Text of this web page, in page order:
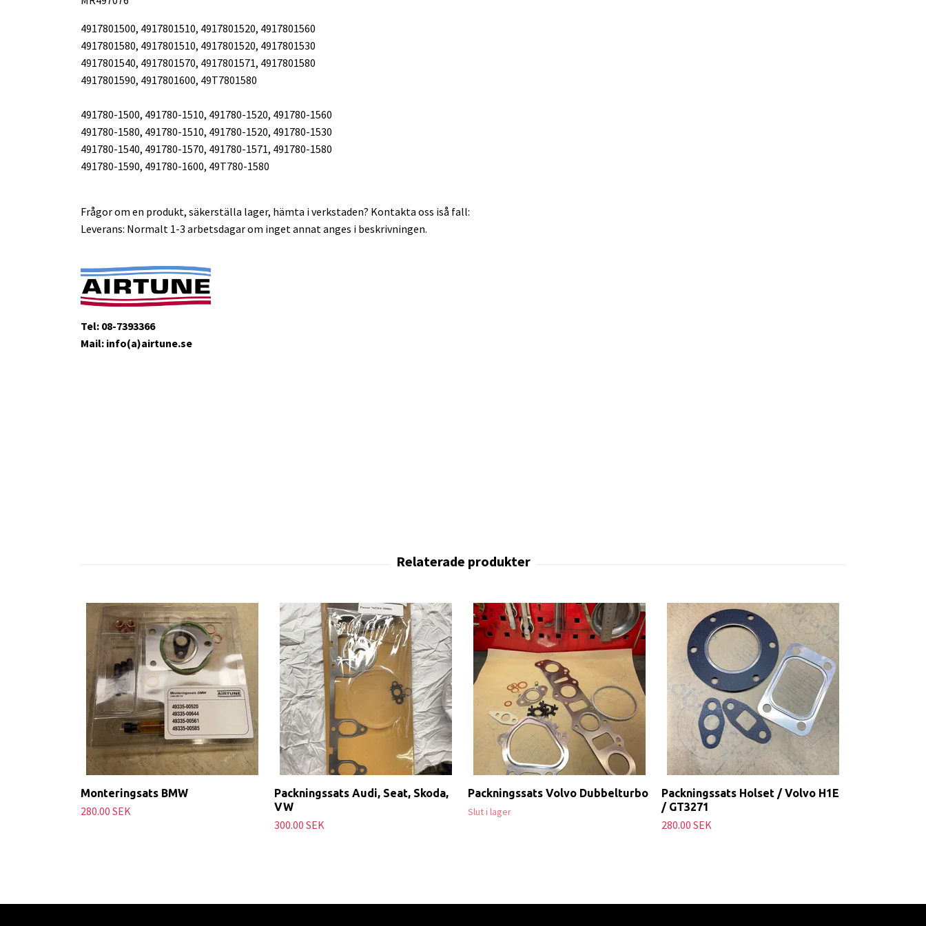
4917801500, 4917801510, 4917801520, 4917801560
4917801580, 4917801510, 4917801520, 4917801530
4917801540, 4917801570, 4917801571, 4917801580
4917801590, 4917801600, 49T7801580
491780-1500, 491780-1510, 491780-1520, 491780-1560
491780-1580, 491780-1510, 491780-1520, 491780-1530
491780-1540, 491780-1570, 491780-1571, 491780-1580
491780-1590, 491780-1600, 49T780-1580
Frågor om en produkt, säkerställa lager, hämta i verkstaden? Kontakta oss iså fall:
Leverans: Normalt 1-3 arbetsdagar om inget annat anges i beskrivningen.
Tel: 08-7393366
Mail: info(a)airtune.se
Monteringsats BMW
280.00 SEK
Packningssats Audi, Seat, Skoda,
VW
300.00 SEK
Packningssats Volvo Dubbelturbo
Slut i lager
Packningssats Holset / Volvo H1E
/ GT3271
280.00 SEK